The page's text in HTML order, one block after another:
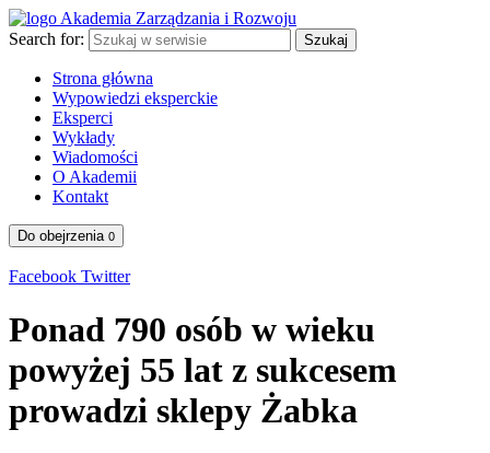
Search for: Szukaj
Strona główna
Wypowiedzi eksperckie
Eksperci
Wykłady
Wiadomości
O Akademii
Kontakt
Do obejrzenia 0
Facebook Twitter
Ponad 790 osób w wieku
powyżej 55 lat z sukcesem
prowadzi sklepy Żabka